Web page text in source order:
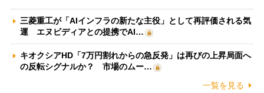
三菱重工が「AIインフラの新たな主役」として再評価される気
運 エヌビディアとの提携でAI…
キオクシアHD「7万円割れからの急反発」は再びの上昇局面へ
の反転シグナルか？ 市場のムー…
一覧を見る